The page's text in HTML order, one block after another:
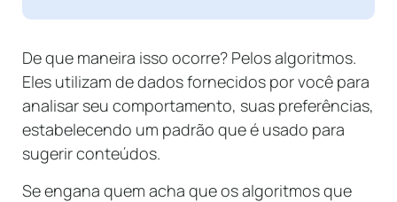
De que maneira isso ocorre? Pelos algoritmos.
Eles ​​utilizam de dados fornecidos por você para
analisar seu comportamento, suas preferências,
estabelecendo um padrão que é usado para
sugerir conteúdos.
Se engana quem acha que os algoritmos que